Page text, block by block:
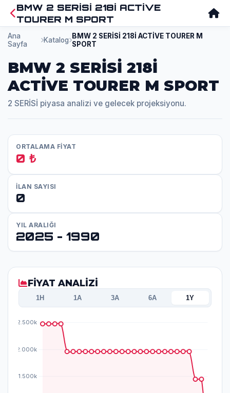
BMW 2 SERİSİ 218İ ACTİVE
TOURER M SPORT
Ana
Sayfa
Katalog
BMW 2 SERİSİ 218İ ACTİVE TOURER M
SPORT
BMW 2 SERİSİ 218İ
ACTİVE TOURER M SPORT
2 SERİSİ piyasa analizi ve gelecek projeksiyonu.
ORTALAMA FİYAT
0 ₺
İLAN SAYISI
0
YIL ARALIĞI
2025 - 1990
FİYAT ANALİZİ
1H 1A 3A 6A 1Y